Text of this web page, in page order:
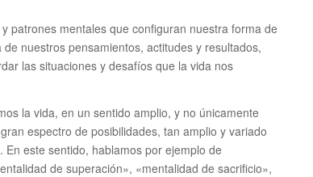
patrones mentales que configuran nuestra forma de
nuestros pensamientos, actitudes y resultados,
las situaciones y desafíos que la vida nos
la vida, en un sentido amplio, y no únicamente
espectro de posibilidades, tan amplio y variado
este sentido, hablamos por ejemplo de
de superación», «mentalidad de sacrificio»,